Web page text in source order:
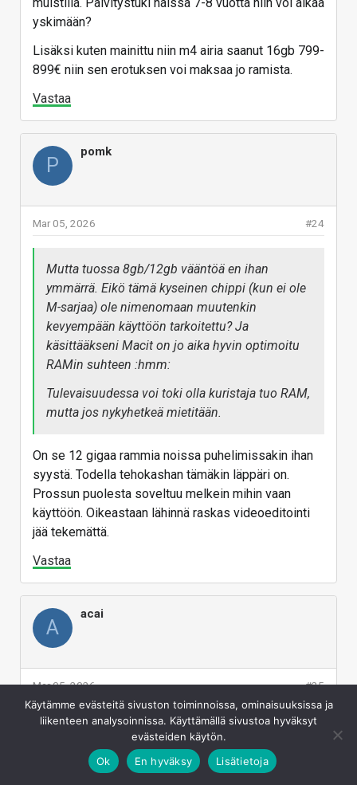
yskimään?
Lisäksi kuten mainittu niin m4 airia saanut 16gb 799-
899€ niin sen erotuksen voi maksaa jo ramista.
Vastaa
P
pomk
#24
Mar 05, 2026
Mutta tuossa 8gb/12gb vääntöä en ihan
ymmärrä. Eikö tämä kyseinen chippi (kun ei ole
M-sarjaa) ole nimenomaan muutenkin
kevyempään käyttöön tarkoitettu? Ja
käsittääkseni Macit on jo aika hyvin optimoitu
RAMin suhteen :hmm:
Tulevaisuudessa voi toki olla kuristaja tuo RAM,
mutta jos nykyhetkeä mietitään.
On se 12 gigaa rammia noissa puhelimissakin ihan
syystä. Todella tehokashan tämäkin läppäri on.
Prossun puolesta soveltuu melkein mihin vaan
käyttöön. Oikeastaan lähinnä raskas videoeditointi
jää tekemättä.
Vastaa
A
acai
#25
Mar 05, 2026
Tuon TouchID:n puuttuminen on vähän härski ja
varsinkin sen lisähinta.
Käytämme evästeitä sivuston toiminnoissa, ominaisuuksissa ja
liikenteen analysoinnissa. Käyttämällä sivustoa hyväksyt
evästeiden käytön.
Ok
En hyväksy Lisätietoja